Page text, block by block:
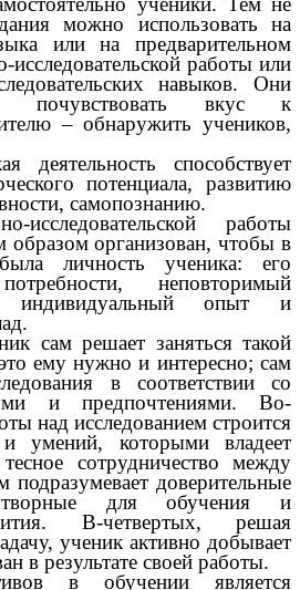
можно использовать на
или на предварительном
исследовательской работы или
навыков. Они
почувствовать вкус к
– обнаружить учеников,
деятельность способствует
потенциала, развитию
самопознанию.
исследовательской работы
организован, чтобы в
личность ученика: его
неповторимый
индивидуальный опыт и
сам решает заняться такой
ему нужно и интересно; сам
в соответствии со
и предпочтениями. Во-
над исследованием строится
умений, которыми владеет
сотрудничество между
подразумевает доверительные
для обучения и
В-четвертых, решая
ученик активно добывает
в результате своей работы.
в обучении является